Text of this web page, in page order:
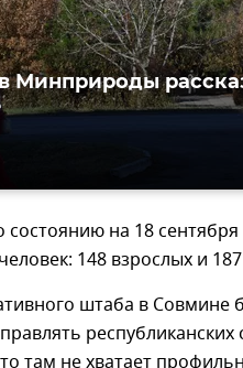
Минприроды
на 18 сентября
148 взрослых и
штаба в Совмине
республиканских
там не хватает